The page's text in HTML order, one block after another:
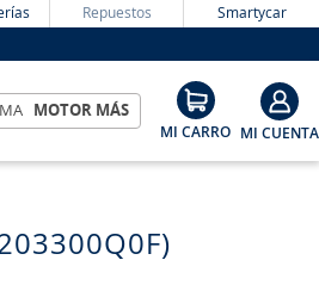
Repuestos Smartycar
MOTOR MÁS